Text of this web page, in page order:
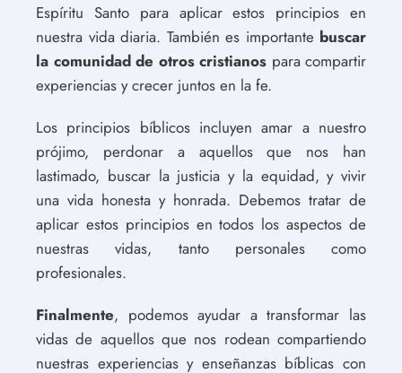
Espíritu Santo para aplicar estos principios en
nuestra vida diaria. También es importante buscar
la comunidad de otros cristianos para compartir
experiencias y crecer juntos en la fe.
Los principios bíblicos incluyen amar a nuestro
prójimo, perdonar a aquellos que nos han
lastimado, buscar la justicia y la equidad, y vivir
una vida honesta y honrada. Debemos tratar de
aplicar estos principios en todos los aspectos de
nuestras vidas, tanto personales como
profesionales.
Finalmente, podemos ayudar a transformar las
vidas de aquellos que nos rodean compartiendo
nuestras experiencias y enseñanzas bíblicas con